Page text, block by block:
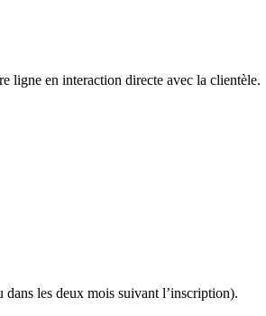
ligne en interaction directe avec la clientèle.
les deux mois suivant l’inscription).